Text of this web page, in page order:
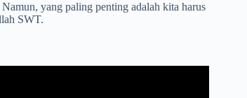
yang paling penting adalah kita harus
SWT.